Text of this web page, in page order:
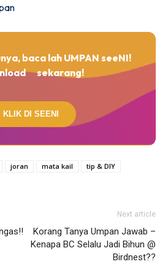
baca lah UMPAN seeNI!
sekarang!
KLIK DI SEENI
joran mata kail
tip & DIY
Next article
Korang Tanya Umpan Jawab –
Kenapa BC Selalu Jadi Bihun @
Birdnest??